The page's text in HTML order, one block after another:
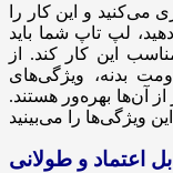
می‌کنید و این کار را
لپ تاپ شما باید
این کار کند. از
بدنه، ویژگی‌های
آن‌ها بهره‌ور هستند.
اعتماد و طولانی